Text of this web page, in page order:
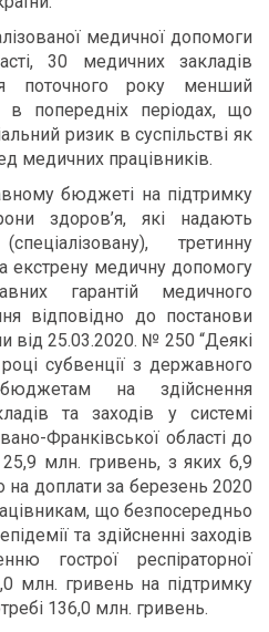
медичної допомоги
30 медичних закладів
поточного року менший
в попередніх періодах, що
ризик в суспільстві як
медичних працівників.
бюджеті на підтримку
здоров’я, які надають
третинну
екстрену медичну допомогу
гарантій медичного
відповідно до постанови
від 25.03.2020. № 250 “Деякі
субвенції з державного
на здійснення
та заходів у системі
Франківської області до
млн. гривень, з яких 6,9
доплати за березень 2020
що безпосередньо
та здійсненні заходів
гострої респіраторної
млн. гривень на підтримку
136,0 млн. гривень.